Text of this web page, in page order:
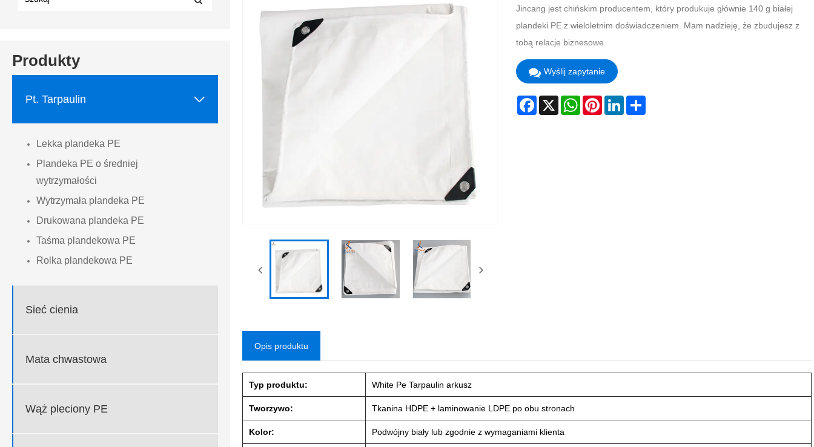
Produkty
Pt. Tarpaulin 
Lekka plandeka PE
Plandeka PE o średniej
wytrzymałości
Wytrzymała plandeka PE
Drukowana plandeka PE
Taśma plandekowa PE
Rolka plandekowa PE
Sieć cienia
Mata chwastowa
Wąż pleciony PE
Jincang jest chińskim producentem, który produkuje głównie 140 g białej
plandeki PE z wieloletnim doświadczeniem. Mam nadzieję, że zbudujesz z
tobą relacje biznesowe.
Wyślij zapytanie
Facebook
X WhatsAppPinterestLinkedInShare
Opis produktu
Typ produktu: White Pe Tarpaulin arkusz
Tworzywo: Tkanina HDPE + laminowanie LDPE po obu stronach
Kolor: Podwójny biały lub zgodnie z wymaganiami klienta